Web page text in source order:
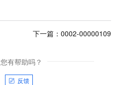
下一篇： 0002-00000109
有帮助吗？
反馈